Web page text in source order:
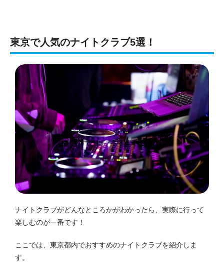
東京で人気のナイトクラブ5選！
ナイトクラブがどんなところかがわかったら、実際に行って
楽しむのが一番です！
ここでは、東京都内でおすすめのナイトクラブを紹介しま
す。